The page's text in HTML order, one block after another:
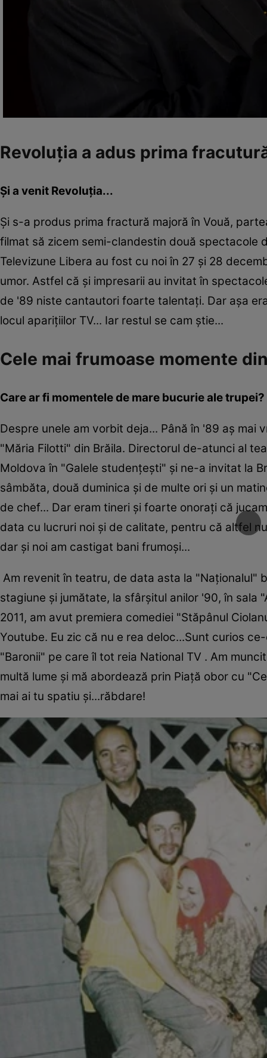
Revoluţia a adus prima
Și a venit Revoluția...
Și s-a produs prima fractură majoră în Vouă,
filmat să zicem semi-clandestin două spectacole
Televizune Libera au fost cu noi în 27 și 28
umor. Astfel că și impresarii au invitat în
de '89 niste cantautori foarte talentați. Dar așa
locul aparițiilor TV... Iar restul se cam știe...
Cele mai frumoase momente
Care ar fi momentele de mare bucurie ale trupei?
Despre unele am vorbit deja... Până în '89 aș mai
"Măria Filotti" din Brăila. Directorul de-atunci al
Moldova în "Galele studențești" și ne-a invitat la
sâmbăta, două duminica și de multe ori și un
de chef... Dar eram tineri și foarte onorați că
data cu lucruri noi și de calitate, pentru că altfel
dar și noi am castigat bani frumoși...
Am revenit în teatru, de data asta la
stagiune și jumătate, la sfârșitul anilor '90, în sala
2011, am avut premiera comediei "Stăpânul
Youtube. Eu zic că nu e rea deloc...Sunt curios
"Baronii" pe care îl tot reia National TV . Am
multă lume și mă abordează prin Piață obor cu
mai ai tu spatiu și...răbdare!